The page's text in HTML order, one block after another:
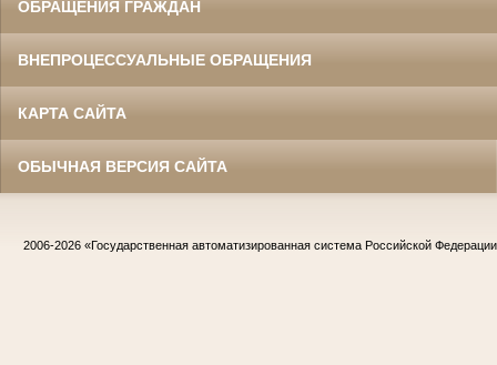
ОБРАЩЕНИЯ ГРАЖДАН
ВНЕПРОЦЕССУАЛЬНЫЕ ОБРАЩЕНИЯ
КАРТА САЙТА
ОБЫЧНАЯ ВЕРСИЯ САЙТА
2006-2026 «Государственная автоматизированная система Российской